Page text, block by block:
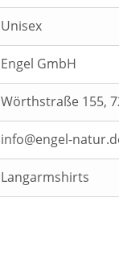
Unisex
Engel GmbH
Wörthstraße 155,
info@engel-
Langarmshirts